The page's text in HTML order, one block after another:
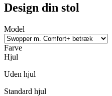
Design din stol
Model
Farve
Hjul
Uden hjul
Standard hjul